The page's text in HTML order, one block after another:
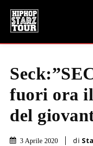
fuori ora
del
3 Aprile 2020 di